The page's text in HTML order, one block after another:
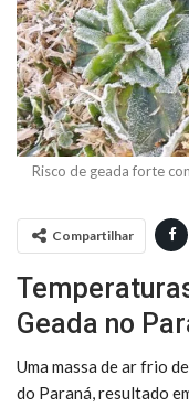
Risco de geada forte
Compartilhar
Geada no
Uma massa de ar frio
do Paraná, resultado